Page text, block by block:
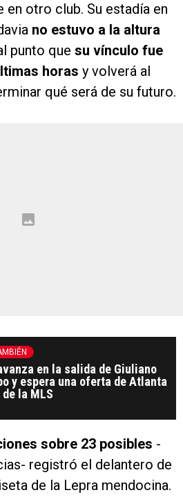
en otro club. Su estadía en
no estuvo a la altura
punto que su vínculo fue
horas y volverá al
qué será de su futuro.
en la salida de Giuliano
y espera una oferta de Atlanta
la MLS
sobre 23 posibles -
registró el delantero de
de la Lepra mendocina.